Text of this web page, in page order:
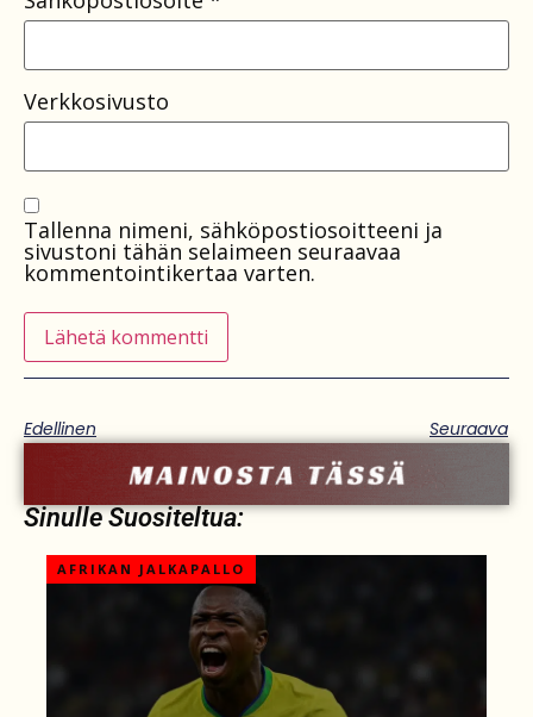
Verkkosivusto
Tallenna nimeni, sähköpostiosoitteeni ja
sivustoni tähän selaimeen seuraavaa
kommentointikertaa varten.
Edellinen Seuraava
Sinulle Suositeltua:
AFRIKAN JALKAPALLO